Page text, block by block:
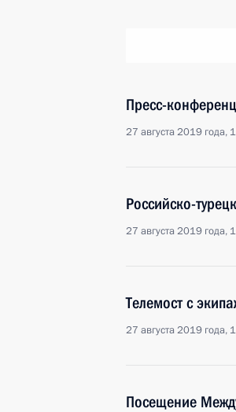
Пресс-
27 августа 2019 года,
Российско-
27 августа 2019 года,
Телемост с
27 августа 2019 года,
Посещение